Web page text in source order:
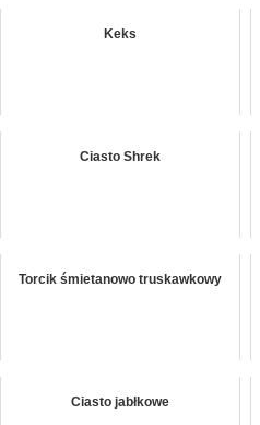
Keks
Ciasto Shrek
Torcik śmietanowo truskawkowy
Ciasto jabłkowe